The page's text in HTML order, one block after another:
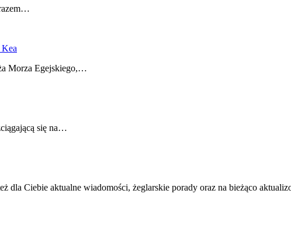
Morza Egejskiego,…
się na…
dla Ciebie aktualne wiadomości, żeglarskie porady oraz na bieżąco